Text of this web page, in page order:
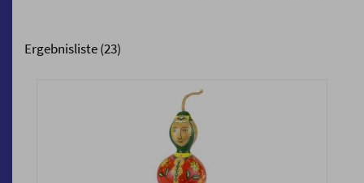
Ergebnisliste (23)